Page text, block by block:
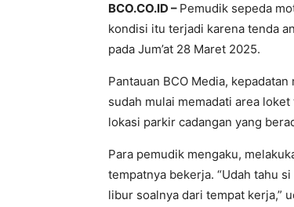
BCO.CO.ID – Pemudik sepeda
kondisi itu terjadi karena tenda
pada Jum’at 28 Maret 2025.
Pantauan BCO Media,
sudah mulai memadati area
lokasi parkir cadangan yang
Para pemudik mengaku,
tempatnya bekerja. “Udah tahu
libur soalnya dari tempat kerja,”